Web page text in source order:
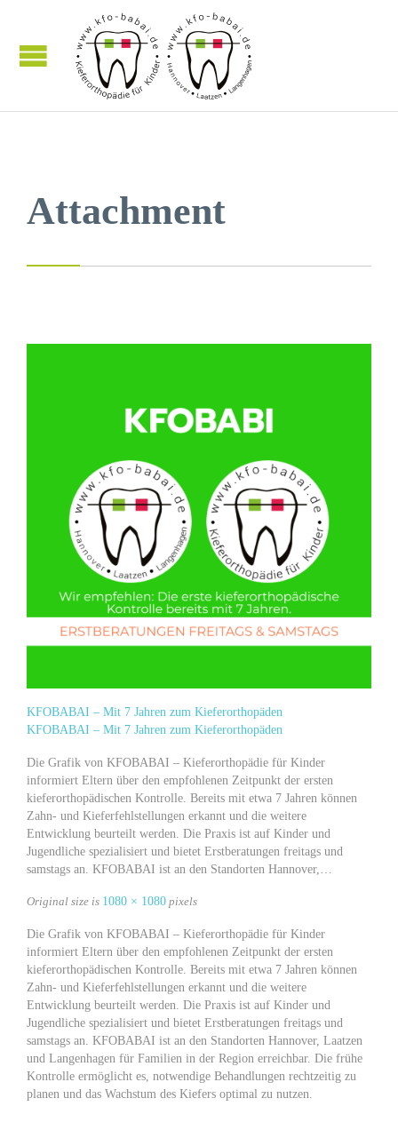
Attachment
KFOBABAI – Mit 7 Jahren zum Kieferorthopäden
KFOBABAI – Mit 7 Jahren zum Kieferorthopäden
Die Grafik von KFOBABAI – Kieferorthopädie für Kinder
informiert Eltern über den empfohlenen Zeitpunkt der ersten
kieferorthopädischen Kontrolle. Bereits mit etwa 7 Jahren können
Zahn- und Kieferfehlstellungen erkannt und die weitere
Entwicklung beurteilt werden. Die Praxis ist auf Kinder und
Jugendliche spezialisiert und bietet Erstberatungen freitags und
samstags an. KFOBABAI ist an den Standorten Hannover,…
Original size is 1080 × 1080 pixels
Die Grafik von KFOBABAI – Kieferorthopädie für Kinder
informiert Eltern über den empfohlenen Zeitpunkt der ersten
kieferorthopädischen Kontrolle. Bereits mit etwa 7 Jahren können
Zahn- und Kieferfehlstellungen erkannt und die weitere
Entwicklung beurteilt werden. Die Praxis ist auf Kinder und
Jugendliche spezialisiert und bietet Erstberatungen freitags und
samstags an. KFOBABAI ist an den Standorten Hannover, Laatzen
und Langenhagen für Familien in der Region erreichbar. Die frühe
Kontrolle ermöglicht es, notwendige Behandlungen rechtzeitig zu
planen und das Wachstum des Kiefers optimal zu nutzen.